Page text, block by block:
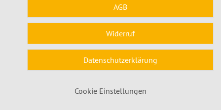
AGB
Widerruf
Datenschutzerklärung
Cookie Einstellungen